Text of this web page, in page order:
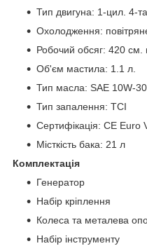
Тип двигуна: 1-цил. 4-
Охолодження:
Робочий обсяг: 420 см.
Об'єм мастила: 1.1 л.
Тип масла: SAE 10W-30
Тип запалення: TCI
Сертифікація: CE Euro
Місткість бака: 21 л
Комплектація
Генератор
Набір кріплення
Колеса та металева
Набір інструменту